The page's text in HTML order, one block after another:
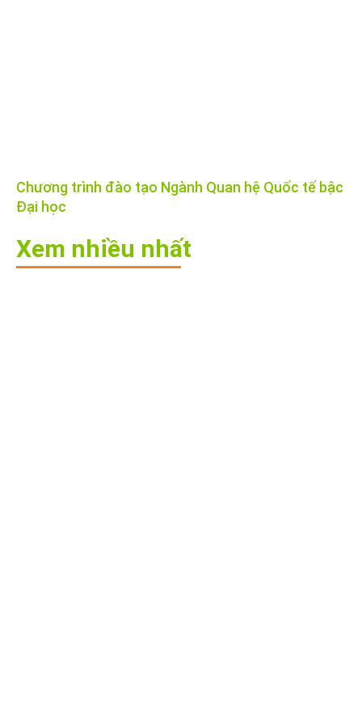
Chương trình đào tạo Ngành Quan hệ Quốc tế bậc
Đại học
Xem nhiều nhất